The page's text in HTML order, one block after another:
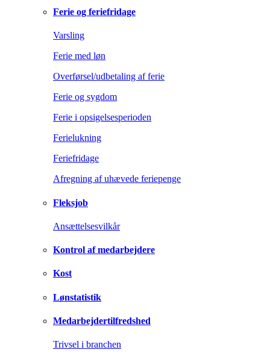
Ferie og feriefridage
Varsling
Ferie med løn
Overførsel/udbetaling af ferie
Ferie og sygdom
Ferie i opsigelsesperioden
Ferielukning
Feriefridage
Afregning af uhævede feriepenge
Fleksjob
Ansættelsesvilkår
Kontrol af medarbejdere
Kost
Lønstatistik
Medarbejdertilfredshed
Trivsel i branchen